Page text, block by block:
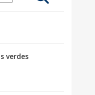
verdes